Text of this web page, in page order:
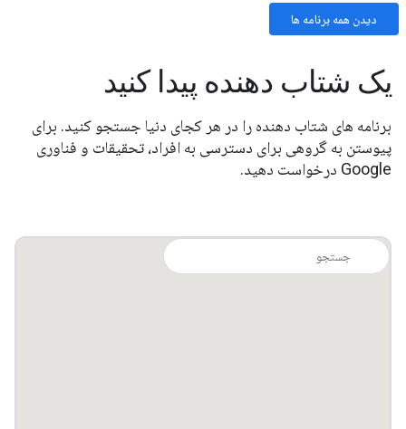
دیدن همه برنامه ها
یک شتاب دهنده پیدا کنید
برنامه های شتاب دهنده را در هر کجای دنیا جستجو کنید. برای
پیوستن به گروهی برای دسترسی به افراد، تحقیقات و فناوری
Google درخواست دهید.